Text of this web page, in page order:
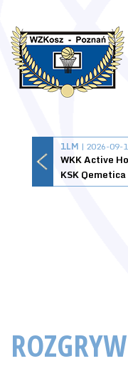
1LM | 2026-09-
WKK Active